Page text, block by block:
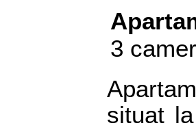
3
situat